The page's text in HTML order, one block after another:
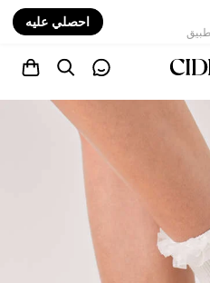
احصلي عليه